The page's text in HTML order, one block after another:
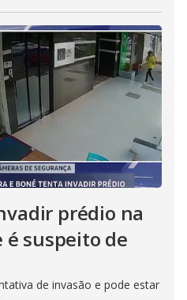
prédio na
é suspeito de
de invasão e pode estar